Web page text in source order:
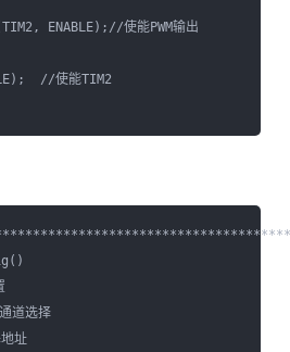
ENABLE);//使能PWM输出
//使能TIM2
道选择
址